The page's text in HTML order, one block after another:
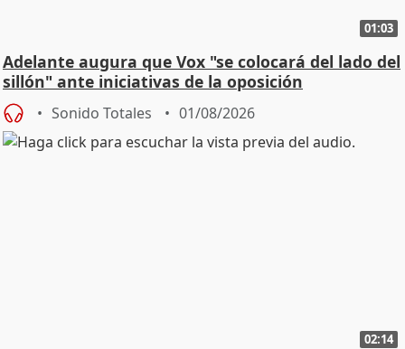
01:03
Adelante augura que Vox "se colocará del lado del
sillón" ante iniciativas de la oposición
Sonido Totales 01/08/2026
02:14